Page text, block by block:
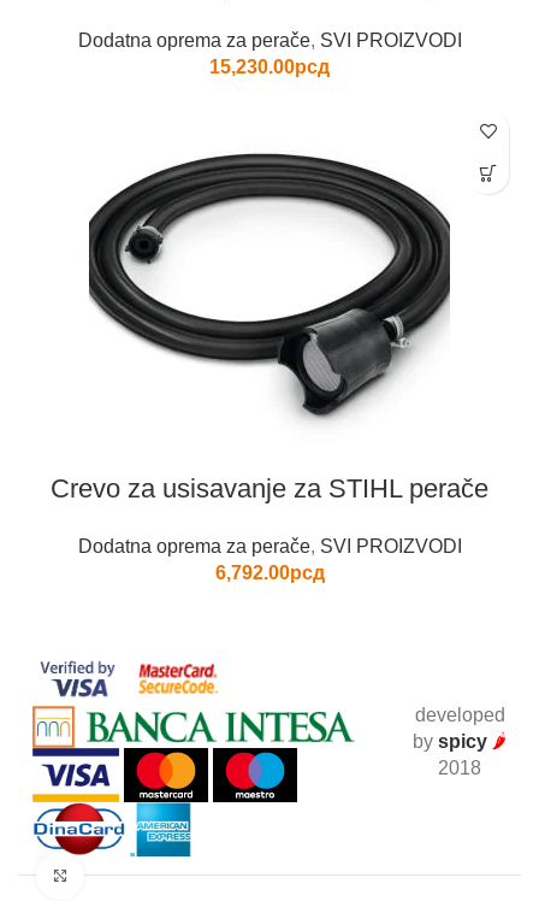
Click to enlarge
Dodatna oprema za perače, SVI PROIZVODI
15,230.00рсд
Crevo za usisavanje za STIHL perače
Dodatna oprema za perače, SVI PROIZVODI
6,792.00рсд
developed
by spicy 🌶
2018